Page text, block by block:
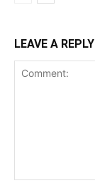
LEAVE A REPLY